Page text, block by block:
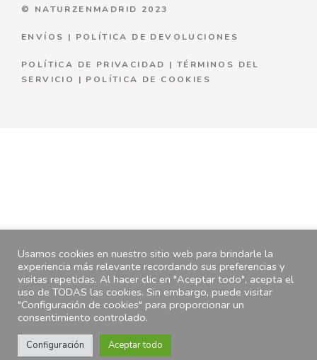
© NATURZENMADRID 2023
ENVÍOS | POLÍTICA DE DEVOLUCIONES
POLÍTICA DE PRIVACIDAD |TÉRMINOS DEL
SERVICIO
| P OLÍTICA DE COOKIES
33.95€ AÑADIR AL CARRITO
Usamos cookies en nuestro sitio web para brindarle la
experiencia más relevante recordando sus preferencias y
visitas repetidas. Al hacer clic en "Aceptar todo", acepta el
uso de TODAS las cookies. Sin embargo, puede visitar
"Configuración de cookies" para proporcionar un
consentimiento controlado.
Configuración Aceptar todo